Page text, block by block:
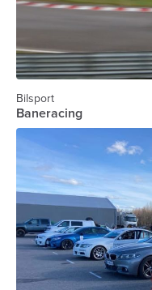
Bilsport
Baneracing